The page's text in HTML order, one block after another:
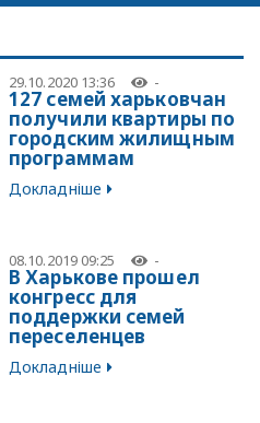
29.10.2020 13:36 -
127 семей харьковчан
получили квартиры по
городским жилищным
программам
Докладніше
08.10.2019 09:25 -
В Харькове прошел
конгресс для
поддержки семей
переселенцев
Докладніше